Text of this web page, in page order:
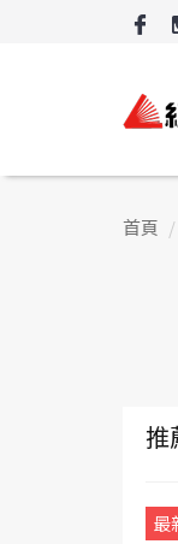
首頁
推
最